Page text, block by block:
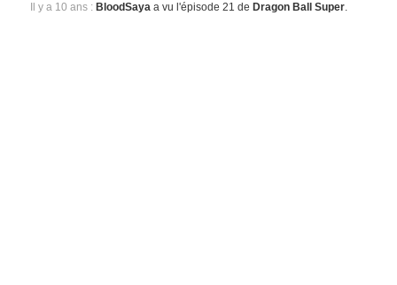
Il y a 10 ans : BloodSaya a vu l'épisode 21 de Dragon Ball Super.